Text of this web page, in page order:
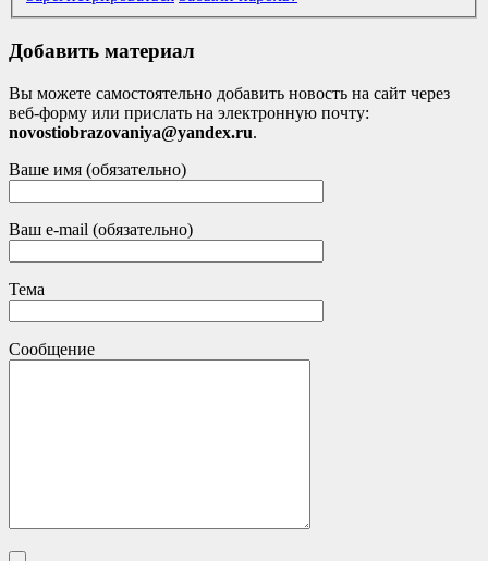
Добавить материал
Вы можете самостоятельно добавить новость на сайт через
веб-форму или прислать на электронную почту:
novostiobrazovaniya@yandex.ru.
Ваше имя (обязательно)
Ваш e-mail (обязательно)
Тема
Сообщение